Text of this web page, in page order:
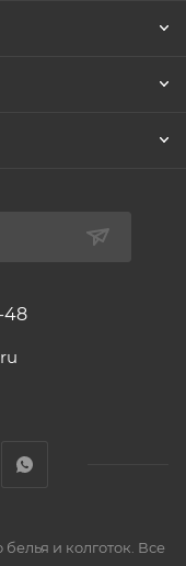
48
и колготок. Все